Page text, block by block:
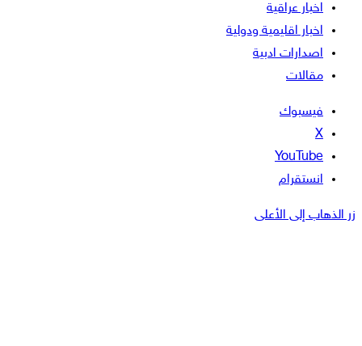
اخبار عراقية
اخبار اقليمية ودولية
اصدارات ادبية
مقالات
فيسبوك
‫X
‫YouTube
انستقرام
زر الذهاب إلى الأعلى